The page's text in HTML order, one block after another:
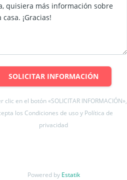
antecedentes mencionados.
SOLICITAR INFORMACIÓN
clic en el botón «SOLICITAR INFORMACIÓN»,
los Condiciones de uso y Política de
privacidad
Powered by Estatik